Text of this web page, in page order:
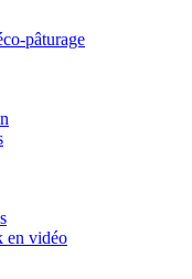
pâturage
en vidéo